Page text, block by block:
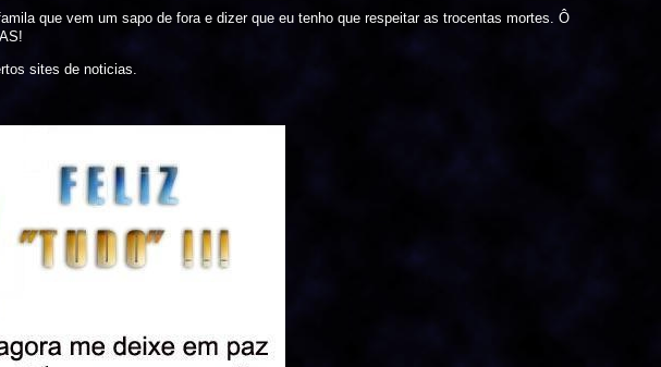
que vem um sapo de fora e dizer que eu tenho que respeitar as trocentas mortes. Ô
sites de noticias.